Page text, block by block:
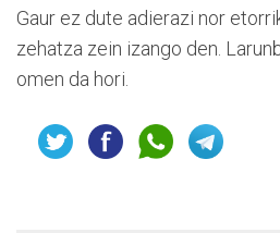
Gaur ez dute adierazi nor
zehatza zein izango den.
omen da hori.